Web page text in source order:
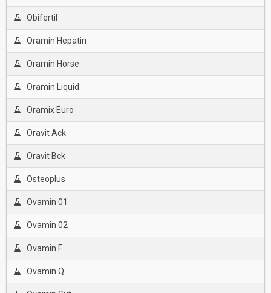
Obifertil
Oramin Hepatin
Oramin Horse
Oramin Liquid
Oramix Euro
Oravit Ack
Oravit Bck
Osteoplus
Ovamin 01
Ovamin 02
Ovamin F
Ovamin Q